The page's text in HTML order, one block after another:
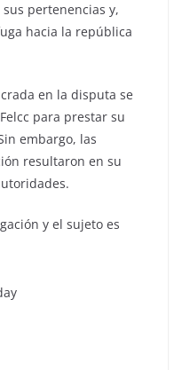
pertenencias y,
hacia la república
en la disputa se
para prestar su
embargo, las
resultaron en su
y el sujeto es